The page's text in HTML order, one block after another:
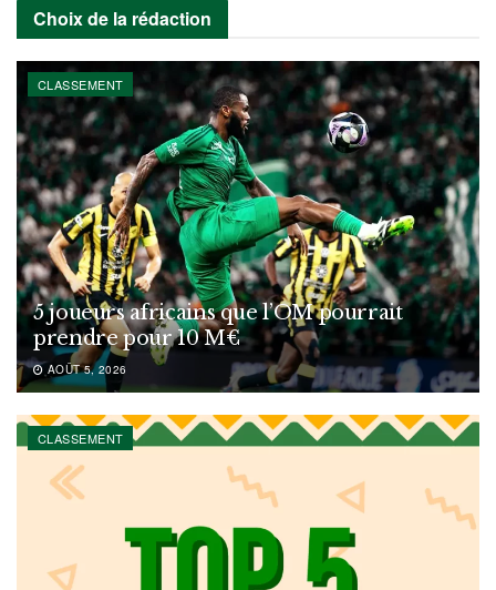
Choix de la rédaction
CLASSEMENT
5 joueurs africains que l’OM pourrait
prendre pour 10 M€
AOÛT 5, 2026
CLASSEMENT